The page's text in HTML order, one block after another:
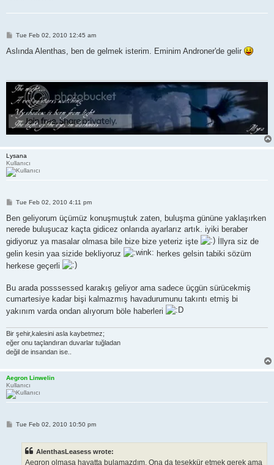
P
s
Tue Feb 02, 2010 12:45 am
Aslında Alenthas, ben de gelmek isterim. Eminim Androner'de gelir
Lysana
Kullanıcı
P
s
Tue Feb 02, 2010 4:11 pm
Ben geliyorum üçümüz konuşmuştuk zaten, buluşma gününe yaklaşırken
nerede buluşucaz kaçta gidicez onlarıda ayarlarız artık. iyiki beraber
gidiyoruz ya masalar olmasa bile bize bize yeteriz işte
İllyra siz de
gelin kesin yaa sizide bekliyoruz
herkes gelsin tabiki sözüm
herkese geçerli
Bu arada posssessed karakış geliyor ama sadece üçgün sürücekmiş
cumartesiye kadar bişi kalmazmış havadurumunu takıntı etmiş bi
yakınım varda ondan alıyorum böle haberleri
Bir şehir,kalesini asla kaybetmez;
eğer onu taçlandıran duvarlar tuğladan
değil de insandan ise..
Aegron Linwelin
Kullanıcı
PTue Feb 02, 2010 10:50 pm
AlenthasLeasess wrote:
Aegron olmasa hayatta bulamazdım. Ona da teşekkür etmek gerek ama